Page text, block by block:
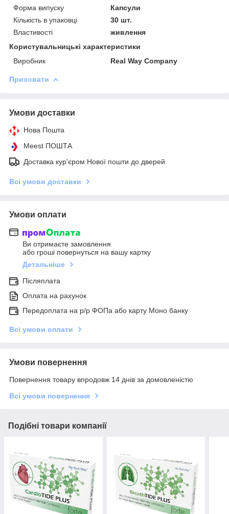
Форма випуску
Капсули
Кількість в упаковці
30 шт.
Властивості
живлення
Користувальницькі характеристики
Виробник
Real Way Company
Приховати
Умови доставки
Нова Пошта
Meest ПОШТА
Доставка кур'єром Нової пошти до дверей
Всі умови доставки
Умови оплати
Ви отримаєте замовлення
або гроші повернуться на вашу картку
Детальніше
Післяплата
Оплата на рахунок
Передоплата на р/р ФОПа або карту Моно банку
Всі умови оплати
Умови повернення
Повернення товару впродовж 14 днів за домовленістю
Всі умови повернення
Подібні товари компанії